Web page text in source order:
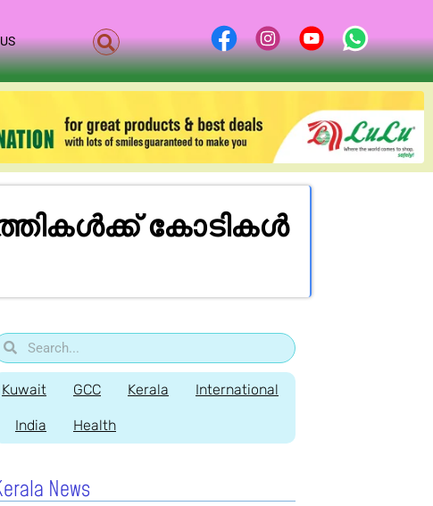
കോടികൾ
Kuwait GCC Kerala International
India Health
News